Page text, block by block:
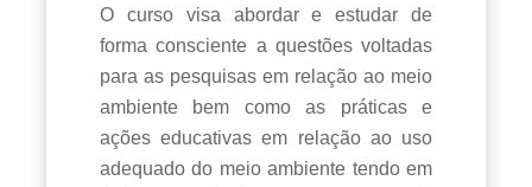
O curso visa abordar e estudar de
forma consciente a questões voltadas
para as pesquisas em relação ao meio
ambiente bem como as práticas e
ações educativas em relação ao uso
adequado do meio ambiente tendo em